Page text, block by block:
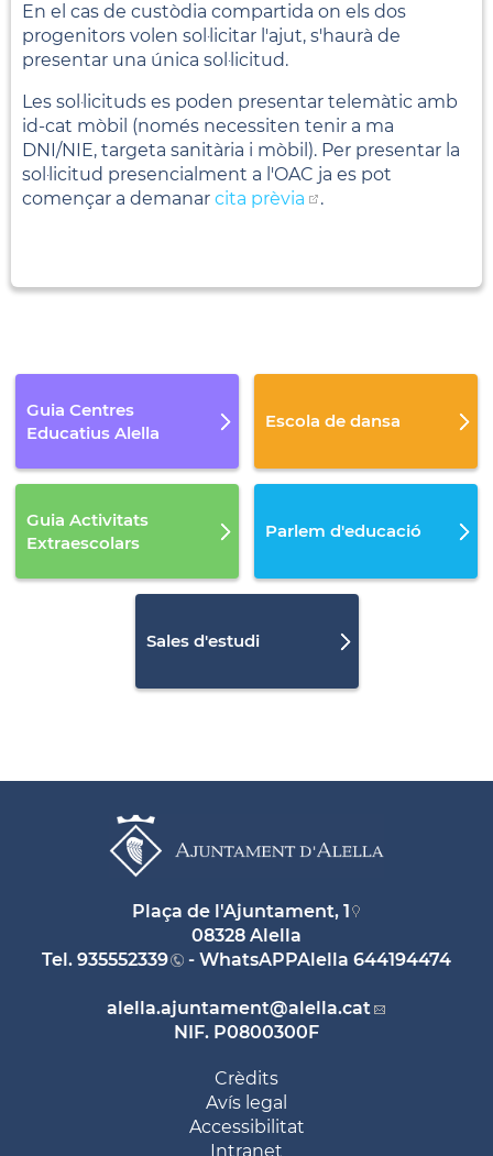
En el cas de custòdia compartida on els dos
progenitors volen sol·licitar l'ajut, s'haurà de
presentar una única sol·licitud.
Les sol·licituds es poden presentar telemàtic amb
id-cat mòbil (només necessiten tenir a ma
DNI/NIE, targeta sanitària i mòbil). Per presentar la
sol·licitud presencialment a l'OAC ja es pot
començar a demanar cita prèvia .
Guia Centres
Educatius Alella
Escola de dansa
Guia Activitats
Extraescolars
Parlem d'educació
Sales d'estudi
Plaça de l'Ajuntament, 1
08328 Alella
Tel. 935552339 - WhatsAPPAlella 644194474
alella.ajuntament@alella.cat
NIF. P0800300F
Crèdits
Avís legal
Accessibilitat
Intranet